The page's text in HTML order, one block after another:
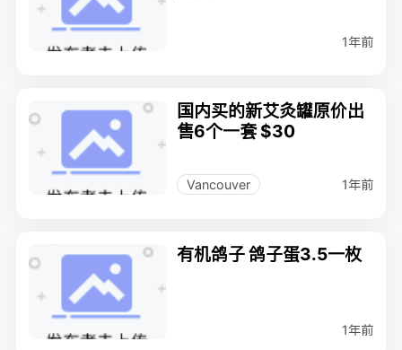
1年前
国内买的新艾灸罐原价出
售6个一套 $30
Vancouver 1年前
有机鸽子 鸽子蛋3.5一枚
1年前